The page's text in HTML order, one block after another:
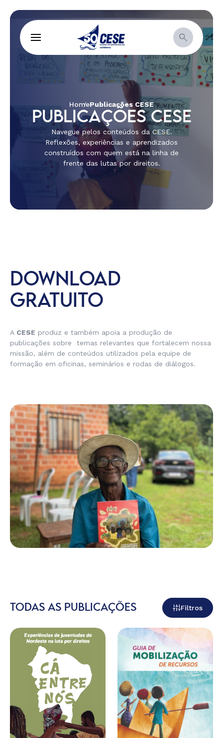
HomePublicações CESE
PUBLICAÇÕES CESE
Navegue pelos conteúdos da CESE.
Reflexões, experiências e aprendizados
construídos com quem está na linha de
frente das lutas por direitos.
DOWNLOAD
GRATUITO
A CESE produz e também apoia a produção de
publicações sobre temas relevantes que fortalecem nossa
missão, além de conteúdos utilizados pela equipe de
formação em oficinas, seminários e rodas de diálogos.
TODAS AS PUBLICAÇÕES Filtros